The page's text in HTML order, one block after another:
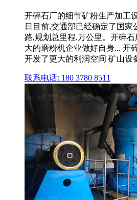
开碎石厂的细节矿粉生产加工
日目前,交通部已经确定了国家
路,规划总里程.万公里。开碎
大的磨粉机企业做好自身... 开
开发了更大的利润空间 矿山设
联系电话: 180 3780 8511